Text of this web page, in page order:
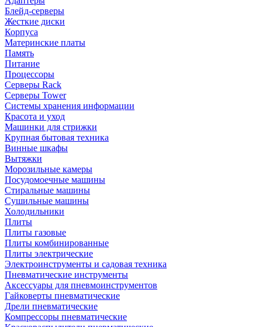
Блейд-серверы
Жесткие диски
Корпуса
Материнские платы
Память
Питание
Процессоры
Серверы Rack
Серверы Tower
Системы хранения информации
Красота и уход
Машинки для стрижки
Крупная бытовая техника
Винные шкафы
Вытяжки
Морозильные камеры
Посудомоечные машины
Стиральные машины
Сушильные машины
Холодильники
Плиты
Плиты газовые
Плиты комбинированные
Плиты электрические
Электроинструменты и садовая техника
Пневматические инструменты
Аксессуары для пневмоинструментов
Гайковерты пневматические
Дрели пневматические
Компрессоры пневматические